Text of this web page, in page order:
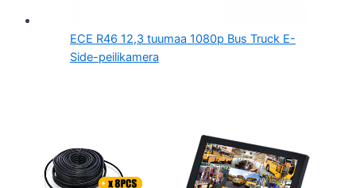
ECE R46 12,3 tuumaa 1080p Bus Truck E-
Side-peilikamera